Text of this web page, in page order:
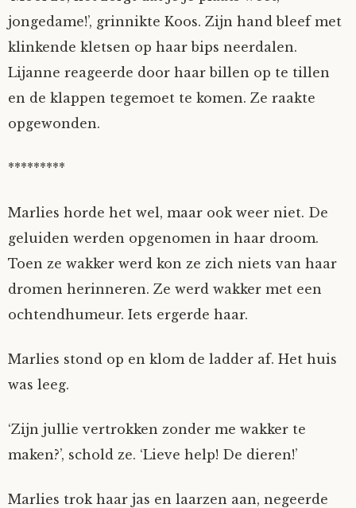
jongedame!’, grinnikte Koos. Zijn hand bleef met
klinkende kletsen op haar bips neerdalen.
Lijanne reageerde door haar billen op te tillen
en de klappen tegemoet te komen. Ze raakte
opgewonden.
*********
Marlies horde het wel, maar ook weer niet. De
geluiden werden opgenomen in haar droom.
Toen ze wakker werd kon ze zich niets van haar
dromen herinneren. Ze werd wakker met een
ochtendhumeur. Iets ergerde haar.
Marlies stond op en klom de ladder af. Het huis
was leeg.
‘Zijn jullie vertrokken zonder me wakker te
maken?’, schold ze. ‘Lieve help! De dieren!’
Marlies trok haar jas en laarzen aan, negeerde